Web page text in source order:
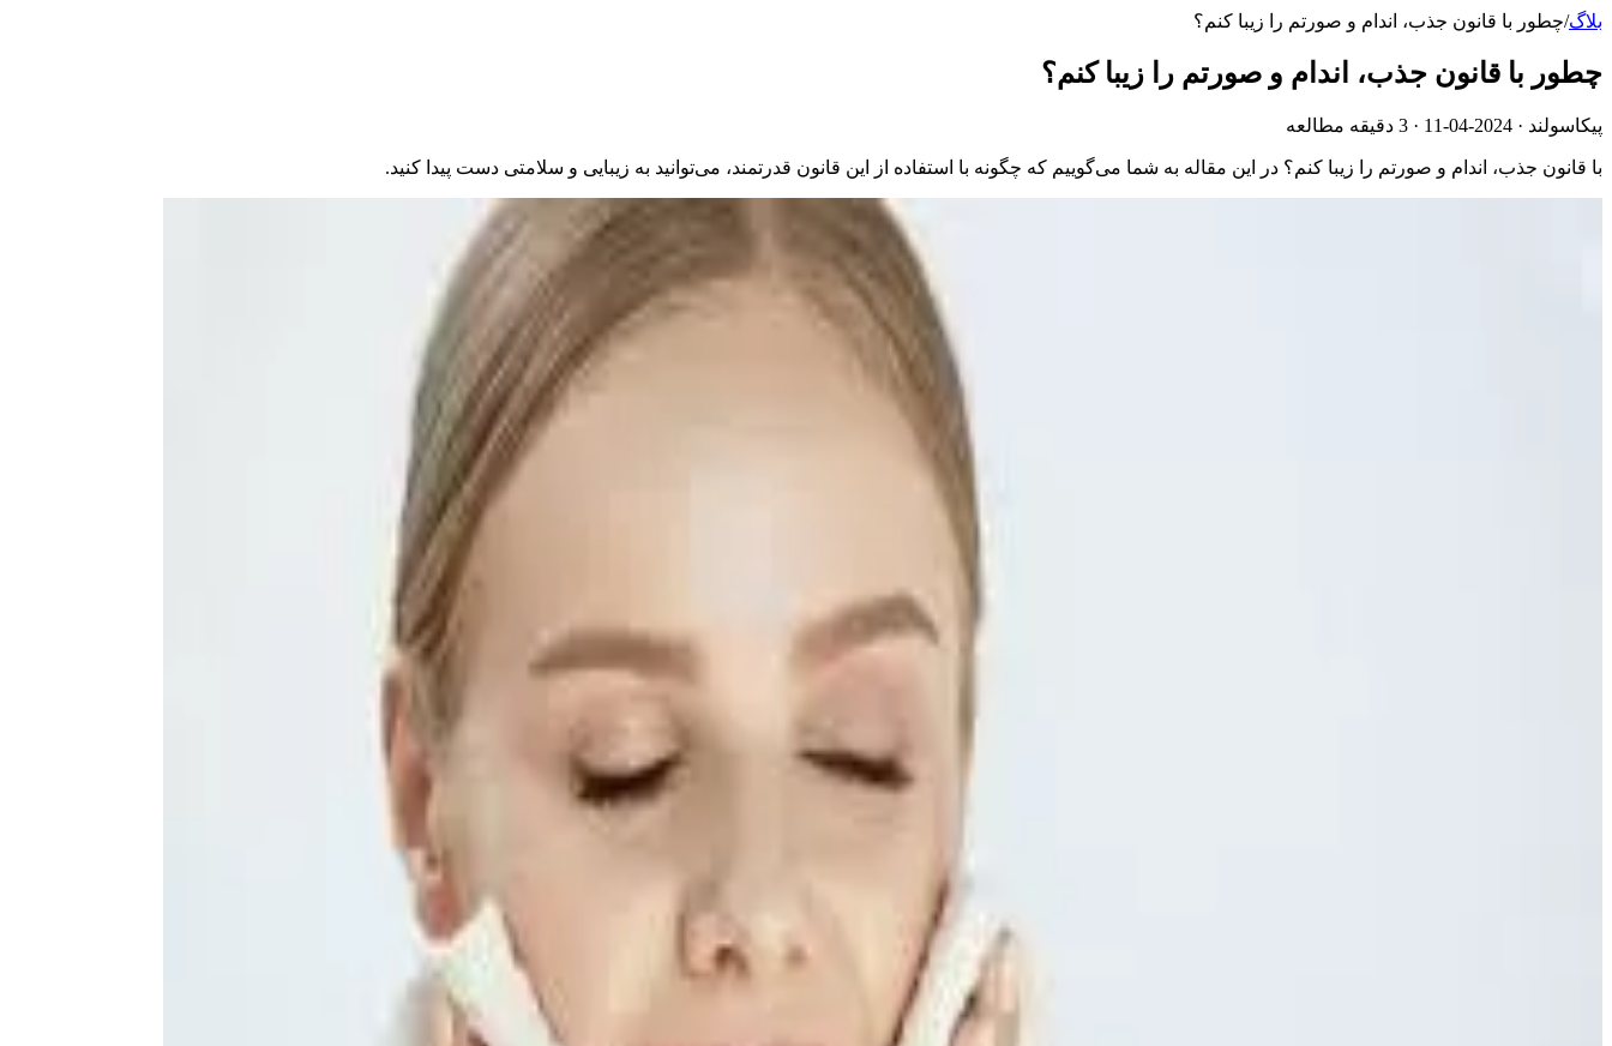
بلاگ/چطور با قانون جذب، اندام و صورتم را زیبا کنم؟
چطور با قانون جذب، اندام و صورتم را زیبا کنم؟
پیکاسولند · 2024-04-11 · 3 دقیقه مطالعه
با قانون جذب، اندام و صورتم را زیبا کنم؟ در این مقاله به شما می‌گوییم که چگونه با استفاده از این قانون قدرتمند، می‌توانید به زیبایی و سلامتی دست پیدا کنید.